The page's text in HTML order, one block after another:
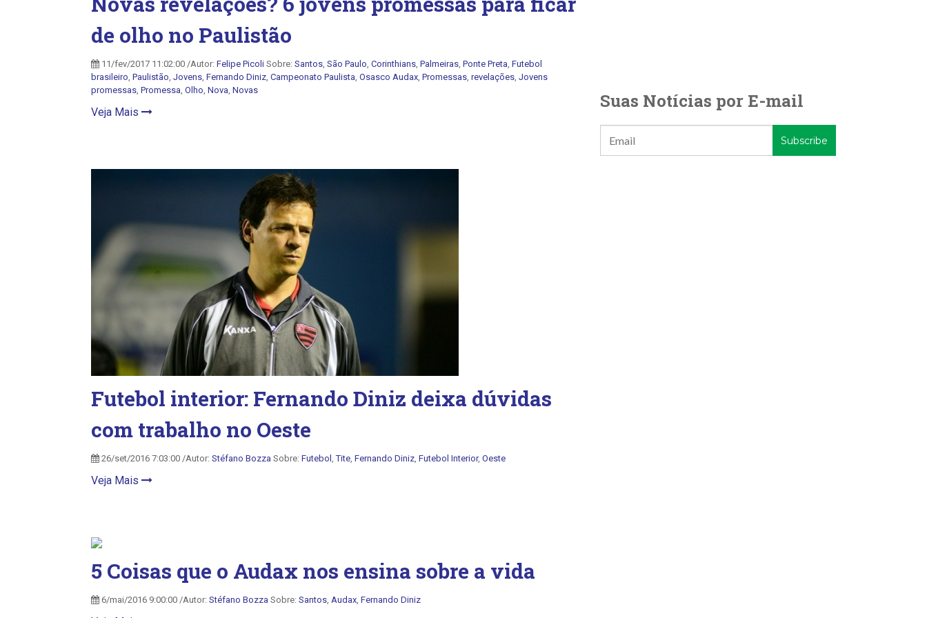
de olho no Paulistão
11/fev/2017 11:02:00 /Autor: Felipe Picoli Sobre: Santos, São Paulo, Corinthians, Palmeiras, Ponte Preta, Futebol
brasileiro, Paulistão, Jovens, Fernando Diniz, Campeonato Paulista, Osasco Audax, Promessas, revelações, Jovens
promessas, Promessa, Olho, Nova, Novas
Veja Mais
Futebol interior: Fernando Diniz deixa dúvidas
com trabalho no Oeste
26/set/2016 7:03:00 /Autor: Stéfano Bozza Sobre: Futebol ,Tite, Fernando Diniz, Futebol Interior, Oeste
Veja Mais
5 Coisas que o Audax nos ensina sobre a vida
6/mai/2016 9:00:00 /Autor: Stéfano Bozza Sobre: Santos, Audax, Fernando Diniz
Suas Notícias por E-mail